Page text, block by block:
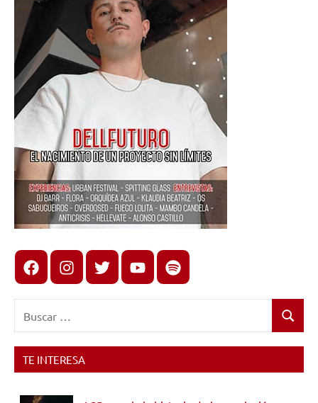
FacebookInstagram
X youtubespotify
Buscar
TE INTERESA